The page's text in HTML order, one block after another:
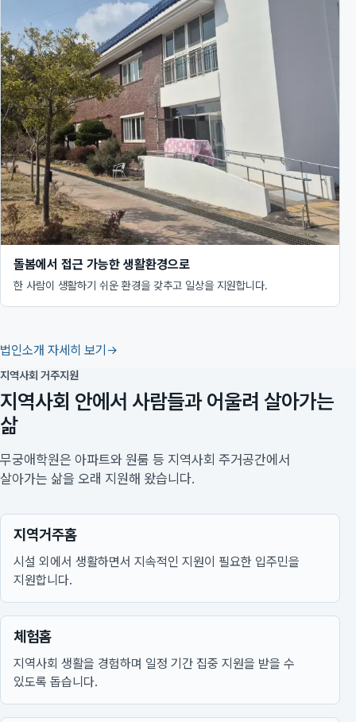
돌봄에서 접근 가능한 생활환경으로
한 사람이 생활하기 쉬운 환경을 갖추고 일상을 지원합니다.
법인소개 자세히 보기
지역사회 거주지원
지역사회 안에서 사람들과 어울려 살아가는
삶
무궁애학원은 아파트와 원룸 등 지역사회 주거공간에서
살아가는 삶을 오래 지원해 왔습니다.
지역거주홈
시설 외에서 생활하면서 지속적인 지원이 필요한 입주민을
지원합니다.
체험홈
지역사회 생활을 경험하며 일정 기간 집중 지원을 받을 수
있도록 돕습니다.